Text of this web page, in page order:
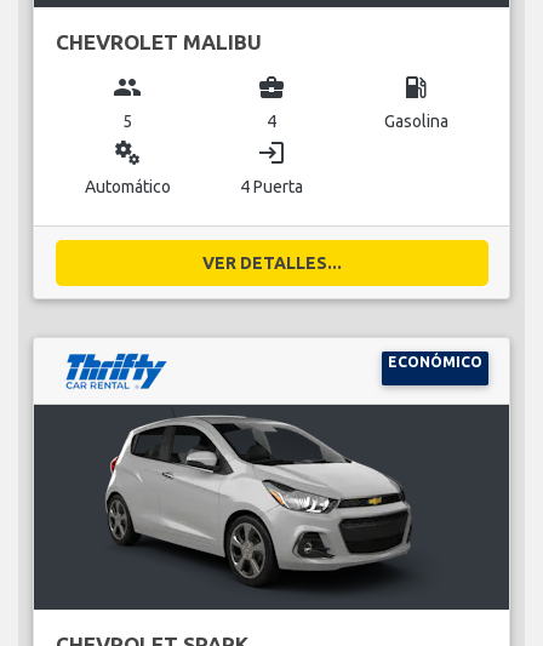
CHEVROLET MALIBU
group
5
business_center
4
local_gas_station
Gasolina
miscellaneous_services
Automático
login
4 Puerta
VER DETALLES...
ECONÓMICO